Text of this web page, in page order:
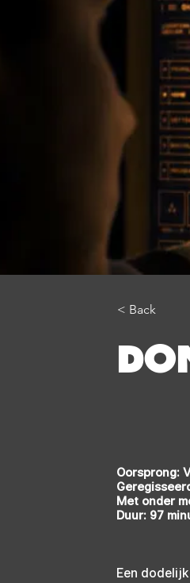
< Back
Oorsprong:
Met onder
Duur: 97
Een